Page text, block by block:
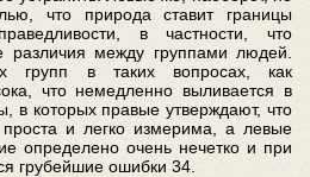
что природа ставит границы
в частности, что
различия между группами людей.
групп в таких вопросах, как
что немедленно выливается в
в которых правые утверждают, что
проста и легко измерима, а левые
определено очень нечетко и при
грубейшие ошибки 34.